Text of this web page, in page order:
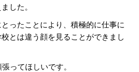
した。
ったことにより、積極的に仕事に
とは違う顔を見ることができまし
ってほしいです。